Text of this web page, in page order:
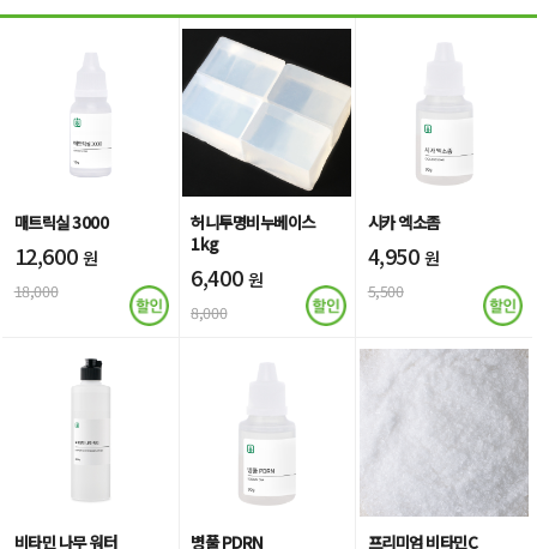
매트릭실 3000
12,600 원
18,000
허니투명비누베이스
1kg
6,400 원
8,000
시카 엑소좀
4,950 원
5,500
비타민 나무 워터 병풀 PDRN 프리미엄 비타민C